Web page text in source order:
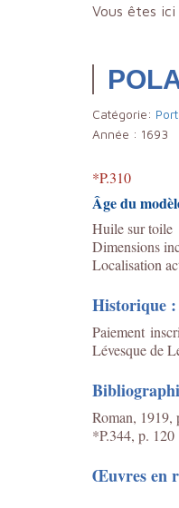
Vous êtes ici
Catégorie:
Année : 1693
*P.310
Âge du
Huile sur toile
Dimensions
Localisation
Historique :
Paiement
Lévesque de
Roman, 1919,
*P.344, p.
Œuvres en